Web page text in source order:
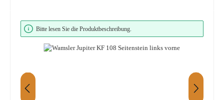
Bildergalerie überspringen
Bitte lesen Sie die Produktbeschreibung.